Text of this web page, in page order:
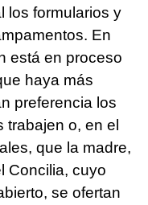
los formularios y
En
está en proceso
haya más
preferencia los
trabajen o, en el
que la madre,
Concilia, cuyo
se ofertan